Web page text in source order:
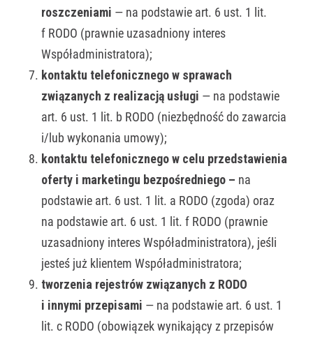
roszczeniami — na podstawie art. 6 ust. 1 lit.
f RODO (prawnie uzasadniony interes
Współadministratora);
kontaktu telefonicznego w sprawach
związanych z realizacją usługi — na podstawie
art. 6 ust. 1 lit. b RODO (niezbędność do zawarcia
i/lub wykonania umowy);
kontaktu telefonicznego w celu przedstawienia
oferty i marketingu bezpośredniego – na
podstawie art. 6 ust. 1 lit. a RODO (zgoda) oraz
na podstawie art. 6 ust. 1 lit. f RODO (prawnie
uzasadniony interes Współadministratora), jeśli
jesteś już klientem Współadministratora;
tworzenia rejestrów związanych z RODO
i innymi przepisami — na podstawie art. 6 ust. 1
lit. c RODO (obowiązek wynikający z przepisów